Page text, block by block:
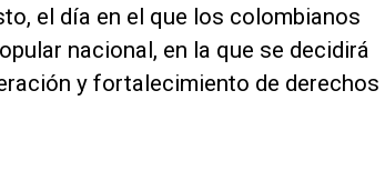
el día en el que los colombianos
nacional, en la que se decidirá
y fortalecimiento de derechos